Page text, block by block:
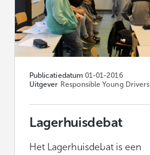
Publicatiedatum 01-01-2016
Uitgever Responsible Young Drivers
Lagerhuisdebat
Het Lagerhuisdebat is een